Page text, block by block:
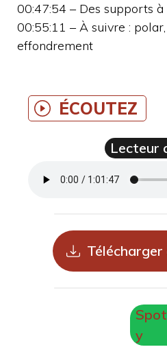
00:47:54 – Des supports
00:55:11 – À suivre :
effondrement
ÉCOUTEZ
Lecteur
Télécharger
y